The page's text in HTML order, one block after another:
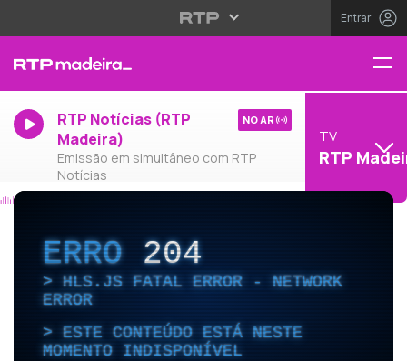
Entrar
RTP Notícias (RTP
Madeira)
Emissão em simultâneo com RTP
Notícias
NO AR
TV
RTP
ERRO204
HLS.JS FATAL ERROR - NETWORK
ERROR
ESTE CONTEÚDO ESTÁ NESTE
MOMENTO INDISPONÍVEL